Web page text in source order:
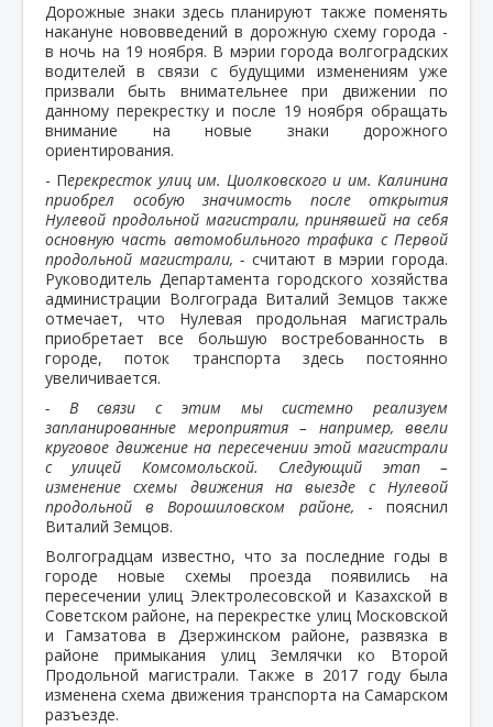
Дорожные знаки здесь планируют также поменять
накануне нововведений в дорожную схему города -
в ночь на 19 ноября. В мэрии города волгоградских
водителей в связи с будущими изменениям уже
призвали быть внимательнее при движении по
данному перекрестку и после 19 ноября обращать
внимание на новые знаки дорожного
ориентирования.
- Перекресток улиц им. Циолковского и им. Калинина
приобрел особую значимость после открытия
Нулевой продольной магистрали, принявшей на себя
основную часть автомобильного трафика с Первой
продольной магистрали, - считают в мэрии города.
Руководитель Департамента городского хозяйства
администрации Волгограда Виталий Земцов также
отмечает, что Нулевая продольная магистраль
приобретает все большую востребованность в
городе, поток транспорта здесь постоянно
увеличивается.
- В связи с этим мы системно реализуем
запланированные мероприятия – например, ввели
круговое движение на пересечении этой магистрали
с улицей Комсомольской. Следующий этап –
изменение схемы движения на выезде с Нулевой
продольной в Ворошиловском районе, - пояснил
Виталий Земцов.
Волгоградцам известно, что за последние годы в
городе новые схемы проезда появились на
пересечении улиц Электролесовской и Казахской в
Советском районе, на перекрестке улиц Московской
и Гамзатова в Дзержинском районе, развязка в
районе примыкания улиц Землячки ко Второй
Продольной магистрали. Также в 2017 году была
изменена схема движения транспорта на Самарском
разъезде.